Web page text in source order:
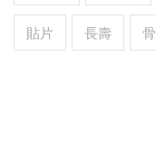
貼片 長壽